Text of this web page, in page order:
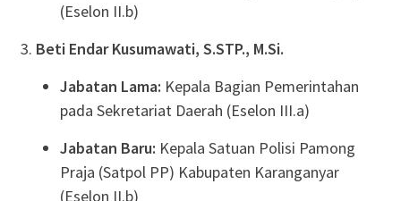
(Eselon II.b)
Beti Endar Kusumawati, S.STP., M.Si.
Jabatan Lama: Kepala Bagian Pemerintahan
pada Sekretariat Daerah (Eselon III.a)
Jabatan Baru: Kepala Satuan Polisi Pamong
Praja (Satpol PP) Kabupaten Karanganyar
(Eselon II.b)